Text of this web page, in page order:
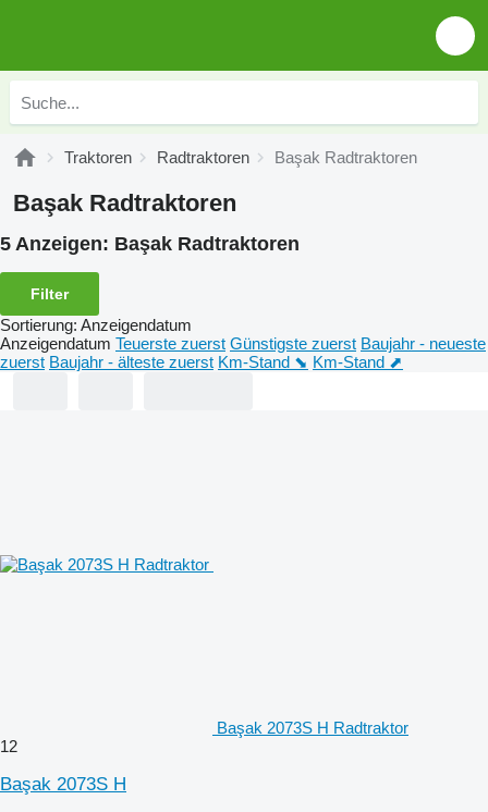
Traktoren Radtraktoren Başak Radtraktoren
Başak Radtraktoren
5 Anzeigen: Başak Radtraktoren
Filter
Sortierung: Anzeigendatum
Anzeigendatum Teuerste zuerst Günstigste zuerst Baujahr - neueste
zuerst Baujahr - älteste zuerst Km-Stand ⬊ Km-Stand ⬈
Başak 2073S H Radtraktor
12
Başak 2073S H